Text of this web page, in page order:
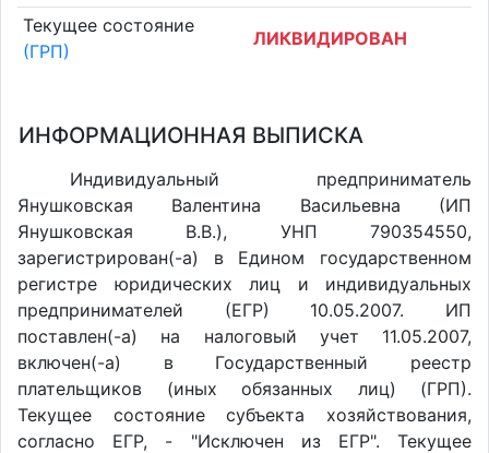
Текущее состояние
(ГРП)
ЛИКВИДИРОВАН
ИНФОРМАЦИОННАЯ ВЫПИСКА
Индивидуальный предприниматель
Янушковская Валентина Васильевна (ИП
Янушковская В.В.), УНП 790354550,
зарегистрирован(-а) в Едином государственном
регистре юридических лиц и индивидуальных
предпринимателей (ЕГР) 10.05.2007. ИП
поставлен(-a) на налоговый учет 11.05.2007,
включен(-a) в Государственный реестр
плательщиков (иных обязанных лиц) (ГРП).
Текущее состояние субъекта хозяйствования,
согласно ЕГР, - "Исключен из ЕГР". Текущее